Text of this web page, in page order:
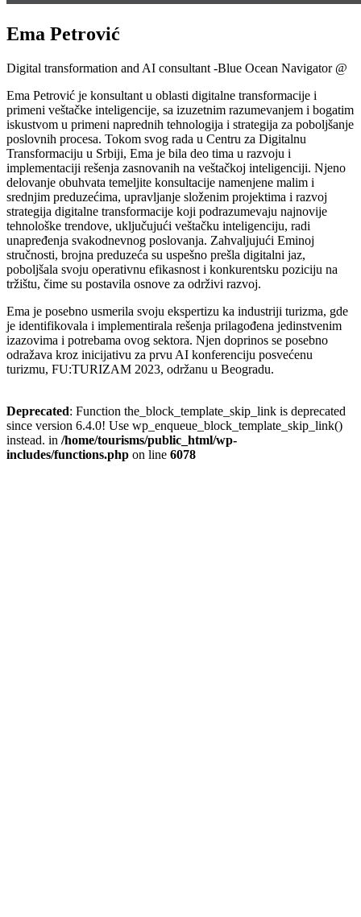
Ema Petrović
Digital transformation and AI consultant -Blue Ocean Navigator @
Ema Petrović je konsultant u oblasti digitalne transformacije i
primeni veštačke inteligencije, sa izuzetnim razumevanjem i bogatim
iskustvom u primeni naprednih tehnologija i strategija za poboljšanje
poslovnih procesa. Tokom svog rada u Centru za Digitalnu
Transformaciju u Srbiji, Ema je bila deo tima u razvoju i
implementaciji rešenja zasnovanih na veštačkoj inteligenciji. Njeno
delovanje obuhvata temeljite konsultacije namenjene malim i
srednjim preduzećima, upravljanje složenim projektima i razvoj
strategija digitalne transformacije koji podrazumevaju najnovije
tehnološke trendove, uključujući veštačku inteligenciju, radi
unapređenja svakodnevnog poslovanja. Zahvaljujući Eminoj
stručnosti, brojna preduzeća su uspešno prešla digitalni jaz,
poboljšala svoju operativnu efikasnost i konkurentsku poziciju na
tržištu, čime su postavila osnove za održivi razvoj.
Ema je posebno usmerila svoju ekspertizu ka industriji turizma, gde
je identifikovala i implementirala rešenja prilagođena jedinstvenim
izazovima i potrebama ovog sektora. Njen doprinos se posebno
odražava kroz inicijativu za prvu AI konferenciju posvećenu
turizmu, FU:TURIZAM 2023, održanu u Beogradu.
Deprecated: Function the_block_template_skip_link is deprecated
since version 6.4.0! Use wp_enqueue_block_template_skip_link()
instead. in /home/tourisms/public_html/wp-
includes/functions.php on line 6078